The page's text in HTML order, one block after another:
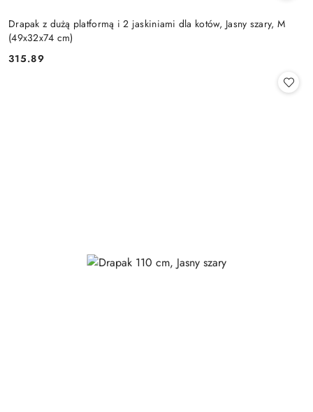
Drapak z dużą platformą i 2 jaskiniami dla kotów, Jasny szary, M
(49x32x74 cm)
Cena:
315.89